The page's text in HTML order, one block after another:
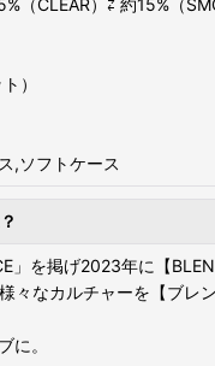
）
,ソフトケース
」を掲げ2023年に【
々なカルチャーを【ブレン
に。